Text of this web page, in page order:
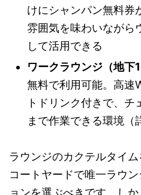
けにシャンパン無料券
雰囲気を味わいながら
して活用できる
ワークラウンジ（地下
無料で利用可能。高速
トドリンク付きで、
まで作業できる環境（
ラウンジのカクテルタイ
コートヤードで唯一ラウ
ョンを選ぶべきです。し